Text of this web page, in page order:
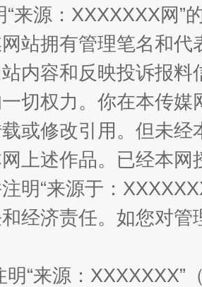
费，一次搞定
上好声名
“来源：XXXXXXX网”
站拥有管理笔名和
内容和反映投诉报
切权力。你在本传
或修改引用。但未
上述作品。已经本
明“来源于：
经济责任。如您对
明“来源：